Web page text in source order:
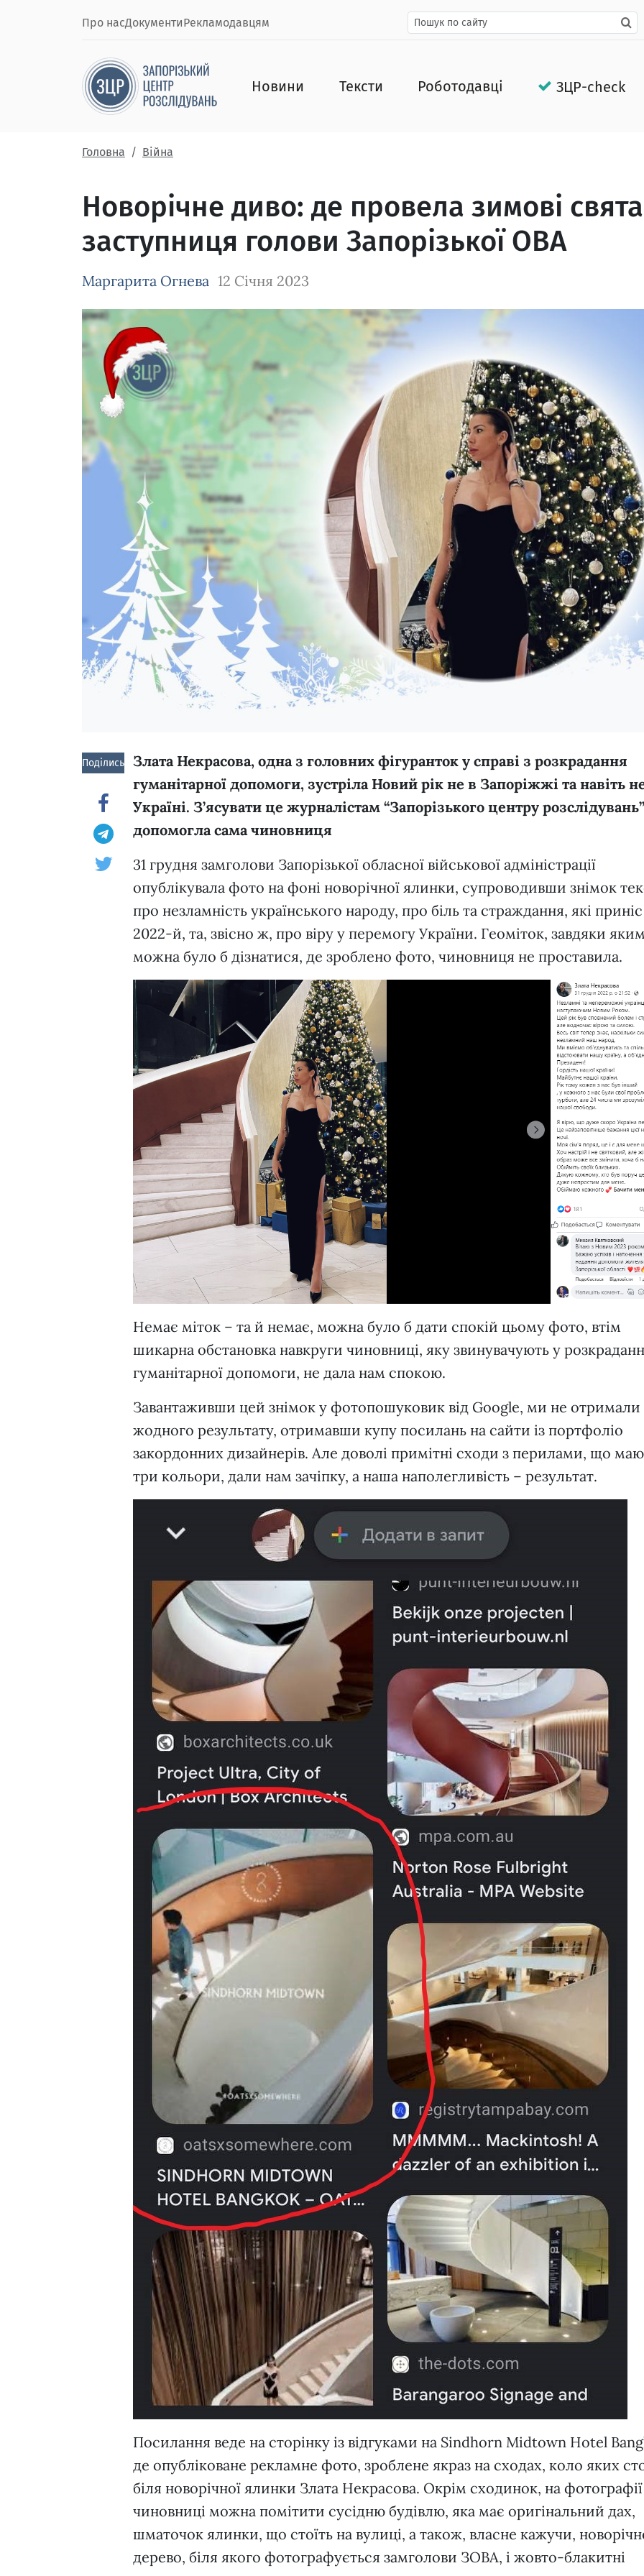
Про насДокументиРекламодавцям
Новини Тексти Роботодавці ЗЦР-check
Головна Війна
Новорічне диво: де провела зимові свята
заступниця голови Запорізької ОВА
Маргарита Огнева 12 Січня 2023
Зображення завантажується
Поділись!
Злата Некрасова, одна з головних фігуранток у справі з розкрадання
гуманітарної допомоги, зустріла Новий рік не в Запоріжжі та навіть
Україні. З’ясувати це журналістам “Запорізького центру
допомогла сама чиновниця
31 грудня замголови Запорізької обласної військової адміністрації
опублікувала фото на фоні новорічної ялинки, супроводивши знімок
про незламність українського народу, про біль та страждання, які приніс
2022-й, та, звісно ж, про віру у перемогу України. Геоміток, завдяки
можна було б дізнатися, де зроблено фото, чиновниця не проставила.
Немає міток – та й немає, можна було б дати спокій цьому фото, втім
шикарна обстановка навкруги чиновниці, яку звинувачують у
гуманітарної допомоги, не дала нам спокою.
Завантаживши цей знімок у фотопошуковик від Google, ми не отримали
жодного результату, отримавши купу посилань на сайти із портфоліо
закордонних дизайнерів. Але доволі примітні сходи з перилами, що
три кольори, дали нам зачіпку, а наша наполегливість – результат.
Посилання веде на сторінку із відгуками на Sindhorn Midtown Hotel
де опубліковане рекламне фото, зроблене якраз на сходах, коло яких
біля новорічної ялинки Злата Некрасова. Окрім сходинок, на фотографії
чиновниці можна помітити сусідню будівлю, яка має оригінальний дах,
шматочок ялинки, що стоїть на вулиці, а також, власне кажучи,
дерево, біля якого фотографується замголови ЗОВА, і жовто-блакитні